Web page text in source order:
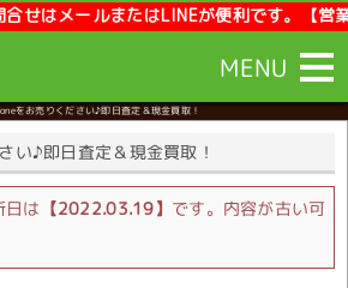
メールまたはLINEが便利です。【営業
MENU
をお売りください♪即日査定＆現金買取！
い♪即日査定＆現金買取！
日は 【2022.03.19】 です。内容が古い可